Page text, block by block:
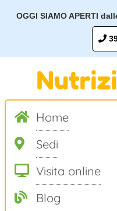
OGGI SIAMO APERTI
Home
Sedi
Visita online
Blog